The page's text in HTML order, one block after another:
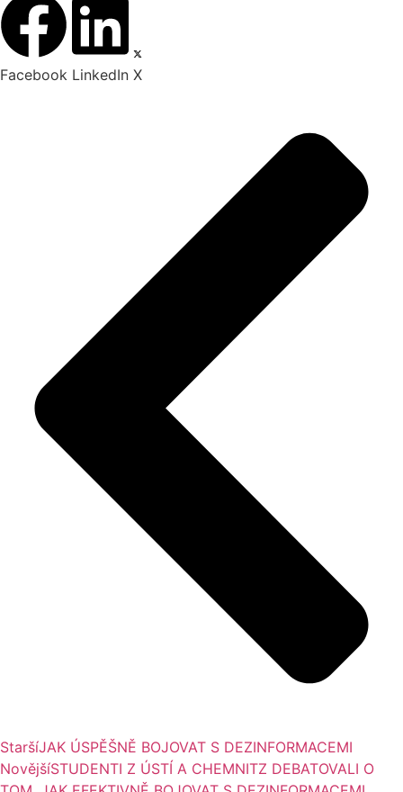
Facebook LinkedIn X
StaršíJAK ÚSPĚŠNĚ BOJOVAT S DEZINFORMACEMI
NovějšíSTUDENTI Z ÚSTÍ A CHEMNITZ DEBATOVALI O